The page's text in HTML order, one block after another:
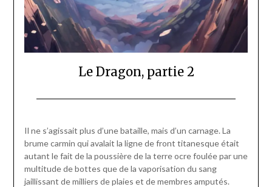
Le Dragon, partie 2
21/03/2024
Vanpée
Il ne s’agissait plus d’une bataille, mais d’un carnage. La
brume carmin qui avalait la ligne de front titanesque était
autant le fait de la poussière de la terre ocre foulée par une
multitude de bottes que de la vaporisation du sang
jaillissant de milliers de plaies et de membres amputés.